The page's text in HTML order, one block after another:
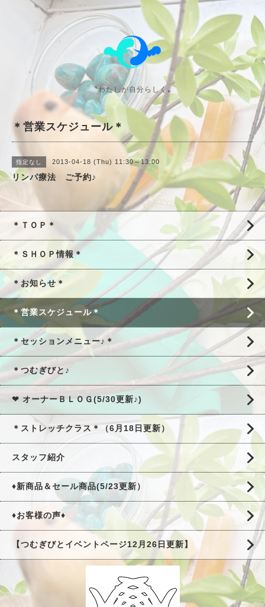
〝わたしが自分らしく〟
＊営業スケジュール＊
指定なし 2013-04-18 (Thu) 11:30～13:00
リンパ療法 ご予約♪
＊ＴＯＰ＊
＊ＳＨＯＰ情報＊
＊お知らせ＊
＊営業スケジュール＊
＊セッションメニュー♪＊
＊つむぎびと♪
❤ オーナーＢＬＯＧ(5/30更新♪)
＊ストレッチクラス＊（6月18日更新）
スタッフ紹介
♦新商品＆セール商品(5/23更新）
♦お客様の声♦
【つむぎびとイベントページ12月26日更新】